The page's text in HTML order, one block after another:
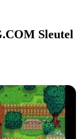
Sleutel